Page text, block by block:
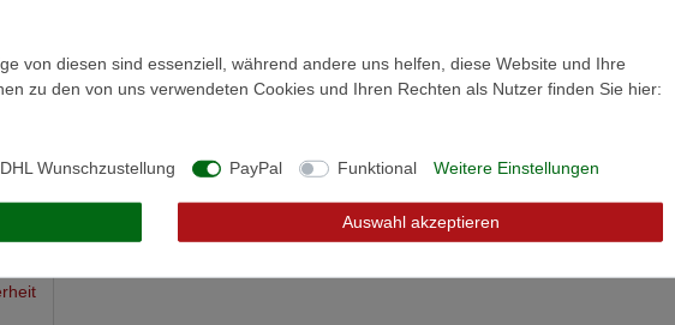
von diesen sind essenziell, während andere uns helfen, diese Website und Ihre
zu den von uns verwendeten Cookies und Ihren Rechten als Nutzer finden Sie hier:
DHL Wunschzustellung PayPal Funktional Weitere Einstellungen
Auswahl akzeptieren